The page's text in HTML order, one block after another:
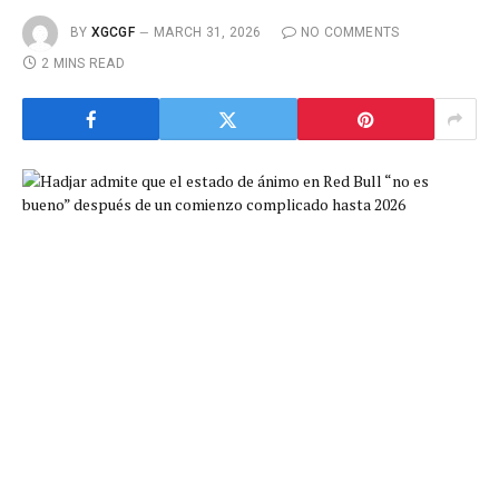
BY XGCGF MARCH 31, 2026
NO COMMENTS
2 MINS READ